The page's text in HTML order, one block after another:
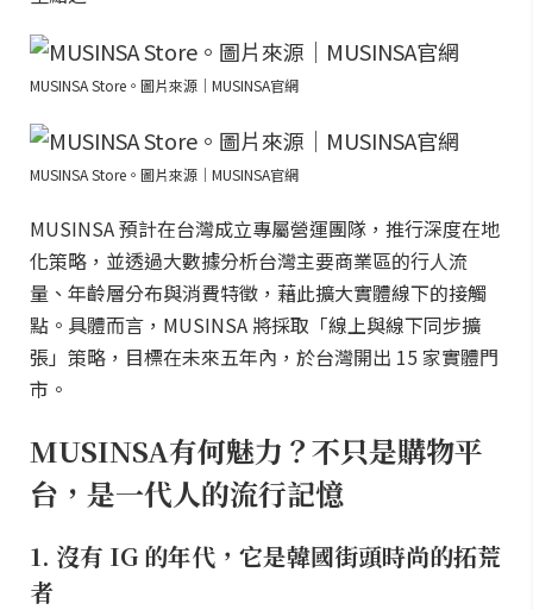
MUSINSA Store。圖片來源｜MUSINSA官網
MUSINSA Store。圖片來源｜MUSINSA官網
MUSINSA 預計在台灣成立專屬營運團隊，推行深度在地
化策略，並透過大數據分析台灣主要商業區的行人流
量、年齡層分布與消費特徵，藉此擴大實體線下的接觸
點。具體而言，MUSINSA 將採取「線上與線下同步擴
張」策略，目標在未來五年內，於台灣開出 15 家實體門
市。
MUSINSA有何魅力？不只是購物平
台，是一代人的流行記憶
1. 沒有 IG 的年代，它是韓國街頭時尚的拓荒
者